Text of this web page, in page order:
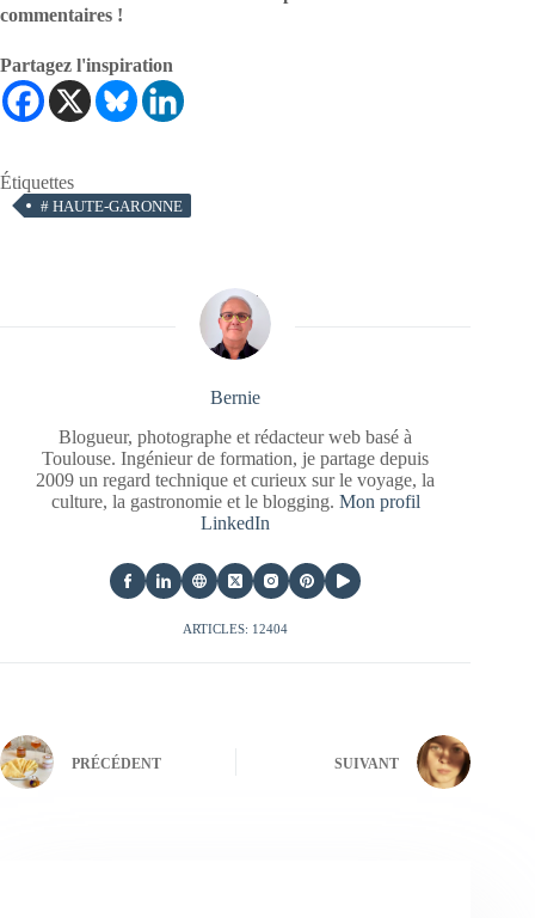
commentaires !
Partagez l'inspiration
Étiquettes
# HAUTE-GARONNE
Bernie
Blogueur, photographe et rédacteur web basé à
Toulouse. Ingénieur de formation, je partage depuis
2009 un regard technique et curieux sur le voyage, la
culture, la gastronomie et le blogging. Mon profil
LinkedIn
ARTICLES: 12404
PRÉCÉDENT SUIVANT